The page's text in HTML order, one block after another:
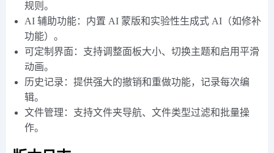
规则。
AI 辅助功能：内置 AI 蒙版和实验性生成式 AI（如修补
功能）。
可定制界面：支持调整面板大小、切换主题和启用平滑
动画。
历史记录：提供强大的撤销和重做功能，记录每次编
辑。
文件管理：支持文件夹导航、文件类型过滤和批量操
作。